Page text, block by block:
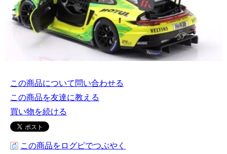
この商品について問い合わせる
この商品を友達に教える
買い物を続ける
この商品をログピでつぶやく